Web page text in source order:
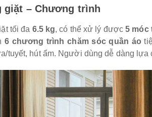
giặt – Chương trình
tối đa 6.5 kg, có thể xử lý được5 móc
6 chương trình chăm sóc quần áo
tuyết, hút ẩm. Người dùng dễ dàng